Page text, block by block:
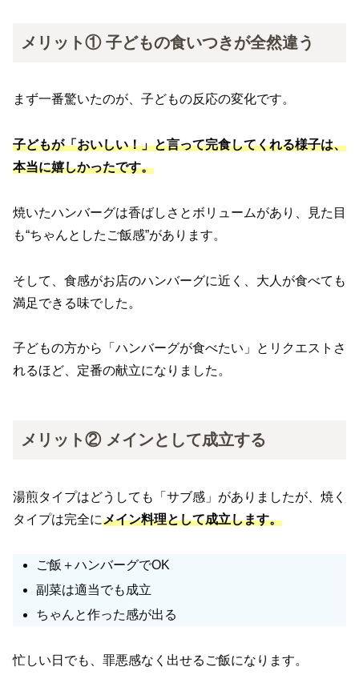
メリット① 子どもの食いつきが全然違う
まず一番驚いたのが、子どもの反応の変化です。
子どもが「おいしい！」と言って完食してくれる様子は、
本当に嬉しかったです。
焼いたハンバーグは香ばしさとボリュームがあり、見た目
も“ちゃんとしたご飯感”があります。
そして、食感がお店のハンバーグに近く、大人が食べても
満足できる味でした。
子どもの方から「ハンバーグが食べたい」とリクエストさ
れるほど、定番の献立になりました。
メリット② メインとして成立する
湯煎タイプはどうしても「サブ感」がありましたが、焼く
タイプは完全にメイン料理として成立します。
ご飯＋ハンバーグでOK
副菜は適当でも成立
ちゃんと作った感が出る
忙しい日でも、罪悪感なく出せるご飯になります。